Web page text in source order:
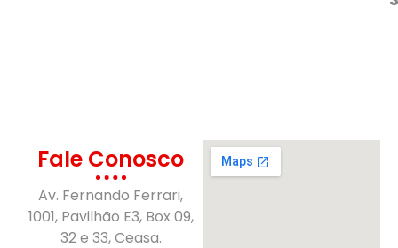
Fale Conosco
Av. Fernando Ferrari,
1001, Pavilhão E3, Box 09,
32 e 33, Ceasa.